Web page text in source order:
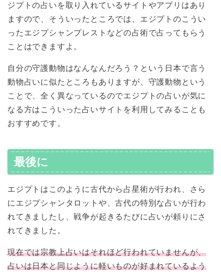
ジプトの占いを取り入れているサイトやアプリはあり
ますので、そういったところでは、エジプトのこうい
ったエジプシャンプレストなどの占術で占ってもらう
ことはできますよ。
自分の守護動物はなんなんだろう？という日本で言う
動物占いに似たところもありますが、守護動物という
ことで、全く異なっているのでエジプトの占いが気に
なる方はこういった占いサイトを利用してみることも
おすすめです。
最後に
エジプトはこのように古代から占星術が行われ、さら
にエジプシャンタロットや、古代の特別な占いが行わ
れてきましたし、戦争が起きるたびに占いが頼りにさ
れてきました。
現在では宗教上占いはそれほど行われていませんが、
占いは日本と同じように軽いものが好まれているよう